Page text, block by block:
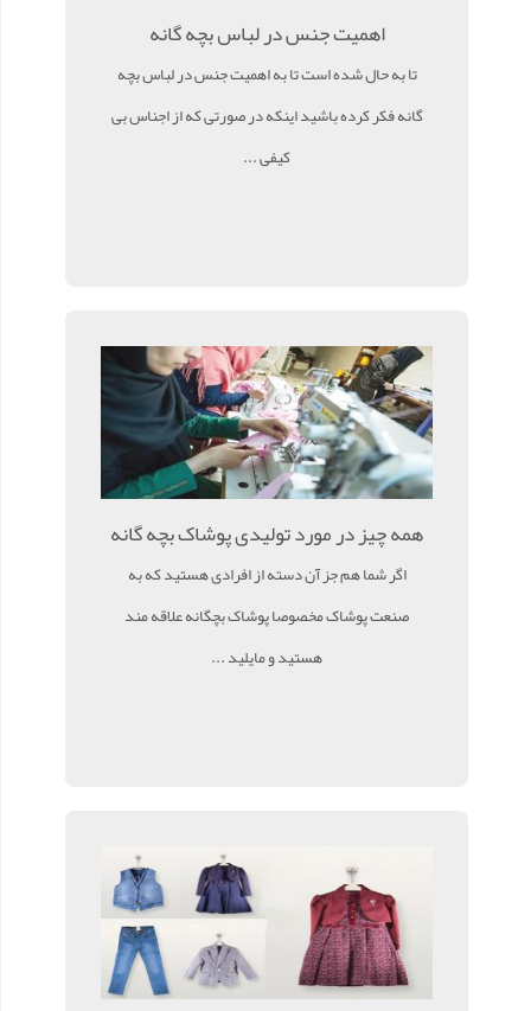
اهمیت جنس در لباس بچه گانه
تا به حال شده است تا به اهمیت جنس در لباس بچه
گانه فکر کرده باشید اینکه در صورتی که از اجناس بی
کیفی ...
همه چیز در مورد تولیدی پوشاک بچه گانه
اگر شما هم جز آن دسته از افرادی هستید که به
صنعت پوشاک مخصوصا پوشاک بچگانه علاقه مند
هستید و مایلید ...